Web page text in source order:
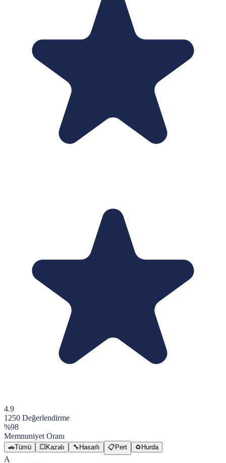
4.9
1250 Değerlendirme
%98
Memnuniyet Oranı
🚗Tümü 💥Kazalı 🔧Hasarlı 📋Pert ♻️Hurda
A